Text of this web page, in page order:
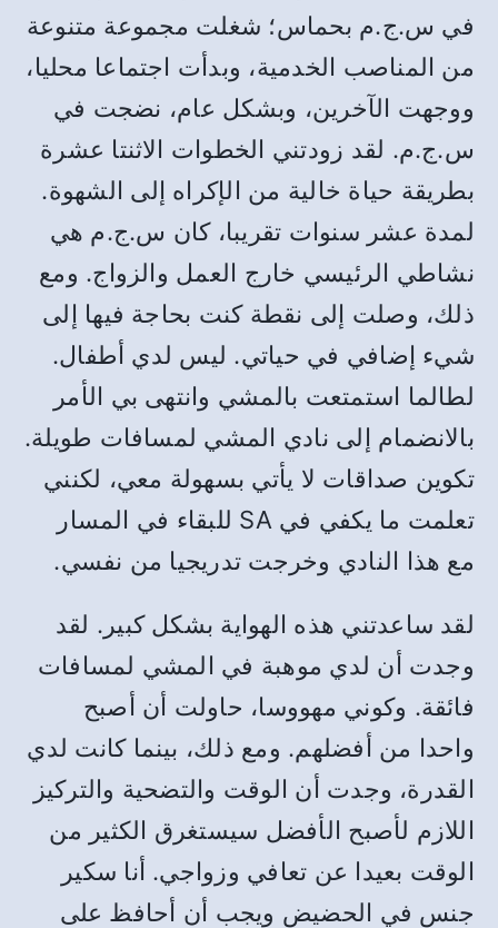
في س.ج.م بحماس؛ شغلت مجموعة متنوعة
من المناصب الخدمية، وبدأت اجتماعا محليا،
ووجهت الآخرين، وبشكل عام، نضجت في
س.ج.م. لقد زودتني الخطوات الاثنتا عشرة
بطريقة حياة خالية من الإكراه إلى الشهوة.
لمدة عشر سنوات تقريبا، كان س.ج.م هي
نشاطي الرئيسي خارج العمل والزواج. ومع
ذلك، وصلت إلى نقطة كنت بحاجة فيها إلى
شيء إضافي في حياتي. ليس لدي أطفال.
لطالما استمتعت بالمشي وانتهى بي الأمر
بالانضمام إلى نادي المشي لمسافات طويلة.
تكوين صداقات لا يأتي بسهولة معي، لكنني
تعلمت ما يكفي في SA للبقاء في المسار
مع هذا النادي وخرجت تدريجيا من نفسي.
لقد ساعدتني هذه الهواية بشكل كبير. لقد
وجدت أن لدي موهبة في المشي لمسافات
فائقة. وكوني مهووسا، حاولت أن أصبح
واحدا من أفضلهم. ومع ذلك، بينما كانت لدي
القدرة، وجدت أن الوقت والتضحية والتركيز
اللازم لأصبح الأفضل سيستغرق الكثير من
الوقت بعيدا عن تعافي وزواجي. أنا سكير
جنس في الحضيض ويجب أن أحافظ على